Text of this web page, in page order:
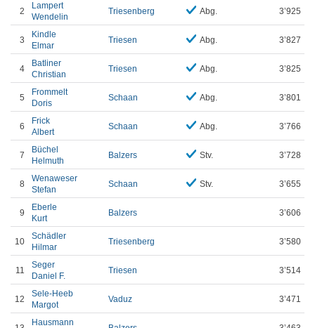
2
Lampert
Wendelin
Triesenberg Abg. 3’925
3
Kindle
Elmar
Triesen Abg. 3’827
4
Batliner
Christian
Triesen Abg. 3’825
5
Frommelt
Doris
Schaan Abg. 3’801
6
Frick
Albert
Schaan Abg. 3’766
7
Büchel
Helmuth
Balzers Stv. 3’728
8
Wenaweser
Stefan
Schaan Stv. 3’655
9
Eberle
Kurt
Balzers 3’606
10
Schädler
Hilmar
Triesenberg 3’580
11
Seger
Daniel F.
Triesen 3’514
12
Sele-Heeb
Margot
Vaduz 3’471
Hausmann